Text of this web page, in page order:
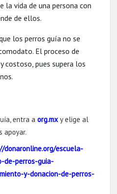
la vida de una persona con
de ellos.
los perros guía no se
El proceso de
costoso, pues supera los
entra aorg.mx y elige al
apoyar.
donaronline.org/escuela-
de-perros-guia-
y-donacion-de-perros-